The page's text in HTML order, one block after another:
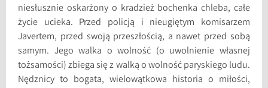
niesłusznie oskarżony o kradzież bochenka chleba, całe
życie ucieka. Przed policją i nieugiętym komisarzem
Javertem, przed swoją przeszłością, a nawet przed sobą
samym. Jego walka o wolność (o uwolnienie własnej
tożsamości) zbiega się z walką o wolność paryskiego ludu.
Nędznicy to bogata, wielowątkowa historia o miłości,